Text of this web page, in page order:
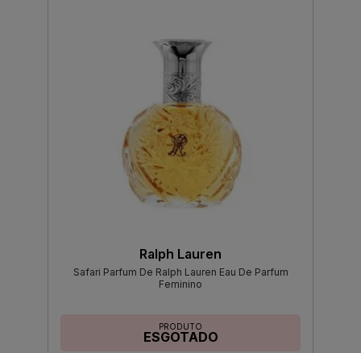
Ralph Lauren
Safari Parfum De Ralph Lauren Eau De Parfum
Feminino
PRODUTO
ESGOTADO